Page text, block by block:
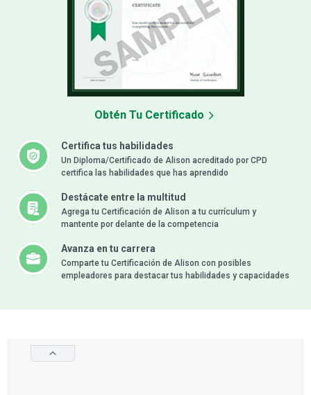
Certifica tus habilidades
Un Diploma/Certificado de Alison acreditado por CPD
certifica las habilidades que has aprendido
Destácate entre la multitud
Agrega tu Certificación de Alison a tu currículum y
mantente por delante de la competencia
Avanza en tu carrera
Comparte tu Certificación de Alison con posibles
empleadores para destacar tus habilidades y capacidades
Obtén Tu Certificado